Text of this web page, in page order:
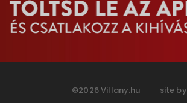
©2026 Villany.hu site by